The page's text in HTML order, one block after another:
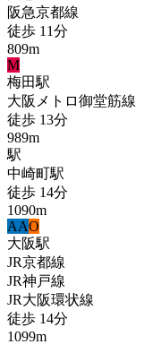
阪急京都線
徒歩 11分
809m
M
梅田駅
大阪メトロ御堂筋線
徒歩 13分
989m
駅
中崎町駅
徒歩 14分
1090m
AAO
大阪駅
JR京都線
JR神戸線
JR大阪環状線
徒歩 14分
1099m